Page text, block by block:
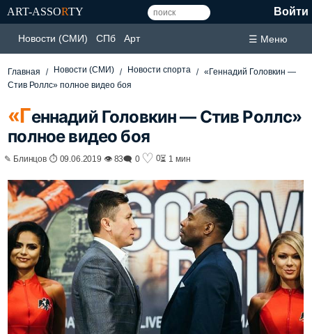
ART-ASSORTY Войти
Новости (СМИ) СПб Арт ☰ Меню
Главная Новости (СМИ) Новости спорта
«Геннадий Головкин —
Стив Роллс» полное видео боя
«Геннадий Головкин — Стив Роллс»
полное видео боя
✎ Блинцов ⏱ 09.06.2019 👁 83🗨 0 ♡ 0⏳ 1 мин